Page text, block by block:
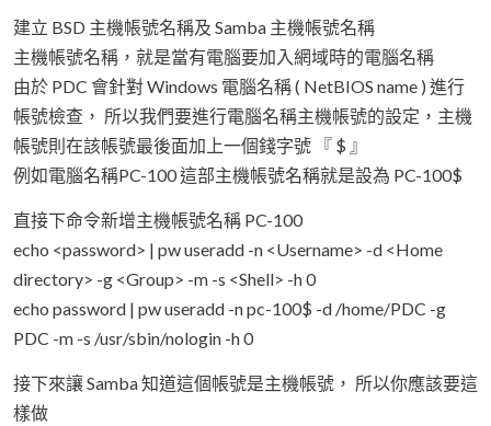
建立 BSD 主機帳號名稱及 Samba 主機帳號名稱
主機帳號名稱，就是當有電腦要加入網域時的電腦名稱
由於 PDC 會針對 Windows 電腦名稱 ( NetBIOS name ) 進行
帳號檢查， 所以我們要進行電腦名稱主機帳號的設定，主機
帳號則在該帳號最後面加上一個錢字號 『 $ 』
例如電腦名稱PC-100 這部主機帳號名稱就是設為 PC-100$
直接下命令新增主機帳號名稱 PC-100
echo <password> | pw useradd -n <Username> -d <Home
directory> -g <Group> -m -s <Shell> -h 0
echo password | pw useradd -n pc-100$ -d /home/PDC -g
PDC -m -s /usr/sbin/nologin -h 0
接下來讓 Samba 知道這個帳號是主機帳號， 所以你應該要這
樣做